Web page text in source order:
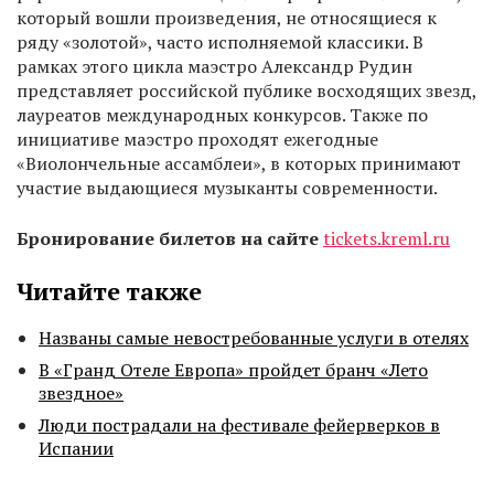
который вошли произведения, не относящиеся к
ряду «золотой», часто исполняемой классики. В
рамках этого цикла маэстро Александр Рудин
представляет российской публике восходящих звезд,
лауреатов международных конкурсов. Также по
инициативе маэстро проходят ежегодные
«Виолончельные ассамблеи», в которых принимают
участие выдающиеся музыканты современности.
Бронирование билетов на сайтеtickets.kreml.ru
Читайте также
Названы самые невостребованные услуги в отелях
В «Гранд Отеле Европа» пройдет бранч «Лето
звездное»
Люди пострадали на фестивале фейерверков в
Испании